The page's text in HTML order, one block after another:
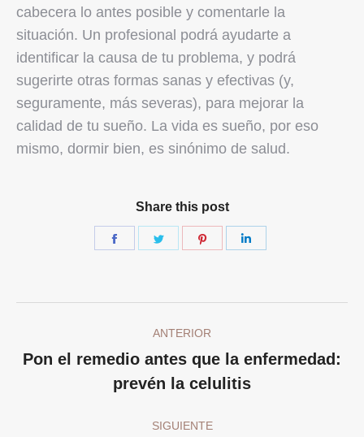
cabecera lo antes posible y comentarle la
situación. Un profesional podrá ayudarte a
identificar la causa de tu problema, y ​​podrá
sugerirte otras formas sanas y efectivas (y,
seguramente, más severas), para mejorar la
calidad de tu sueño. La vida es sueño, por eso
mismo, dormir bien, es sinónimo de salud.
Share this post
Share
Share
Share
entre
publicaciones
ANTERIOR
Publicación
anterior:
Pon el remedio antes que la enfermedad:
prevén la celulitis
SIGUIENTE